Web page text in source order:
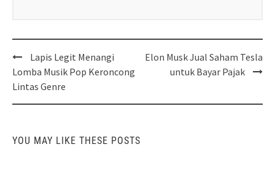
Post
navigation
Lapis Legit Menangi
Lomba Musik Pop Keroncong
Lintas Genre
Elon Musk Jual Saham Tesla
untuk Bayar Pajak
YOU MAY LIKE THESE POSTS